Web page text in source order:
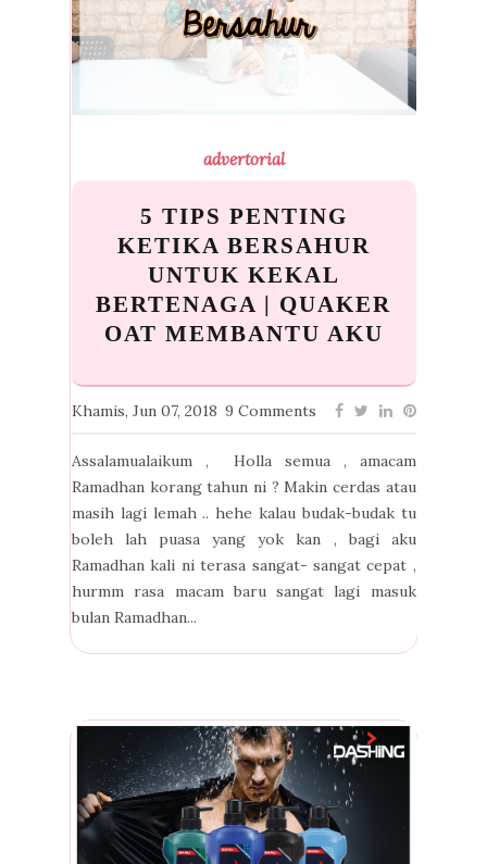
advertorial
5 TIPS PENTING
KETIKA BERSAHUR
UNTUK KEKAL
BERTENAGA | QUAKER
OAT MEMBANTU AKU
Khamis, Jun 07, 2018 9 Comments
Assalamualaikum , Holla semua , amacam
Ramadhan korang tahun ni ? Makin cerdas atau
masih lagi lemah .. hehe kalau budak-budak tu
boleh lah puasa yang yok kan , bagi aku
Ramadhan kali ni terasa sangat- sangat cepat ,
hurmm rasa macam baru sangat lagi masuk
bulan Ramadhan...